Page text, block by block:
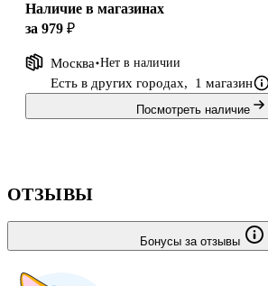
Наличие в магазинах
за 979 ₽
Москва Нет в наличии
Есть в других городах, 1 магазин
Посмотреть наличие
ОТЗЫВЫ
Бонусы за отзывы